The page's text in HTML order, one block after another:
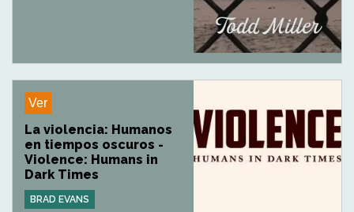
Ver
La violencia: Humanos
en tiempos oscuros -
Violence: Humans in
Dark Times
BRAD EVANS